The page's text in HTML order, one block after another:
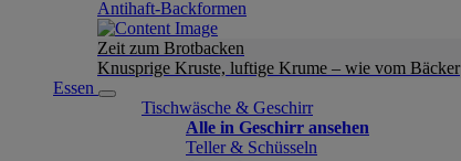
Antihaft-Backformen
Zeit zum Brotbacken
Knusprige Kruste, luftige Krume – wie vom Bäcker
Essen
Tischwäsche & Geschirr
Alle in Geschirr ansehen
Teller & Schüsseln